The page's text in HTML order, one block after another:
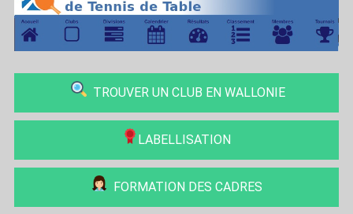
TROUVER UN CLUB EN WALLONIE
LABELLISATION
FORMATION DES CADRES